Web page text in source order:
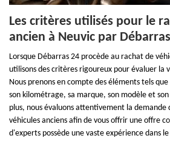
Les critères utilisés pour le
ancien à Neuvic par
Lorsque Débarras 24 procède au rachat de
utilisons des critères rigoureux pour évaluer la
Nous prenons en compte des éléments tels
son kilométrage, sa marque, son modèle et
plus, nous évaluons attentivement la demande
véhicules anciens afin de vous offrir une offre
d'experts possède une vaste expérience dans